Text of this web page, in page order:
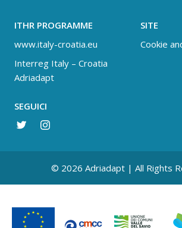
ITHR PROGRAMME
www.italy-croatia.eu
Interreg Italy – Croatia
Adriadapt
SITE
Cookie
SEGUICI
© 2026 Adriadapt | All Rights